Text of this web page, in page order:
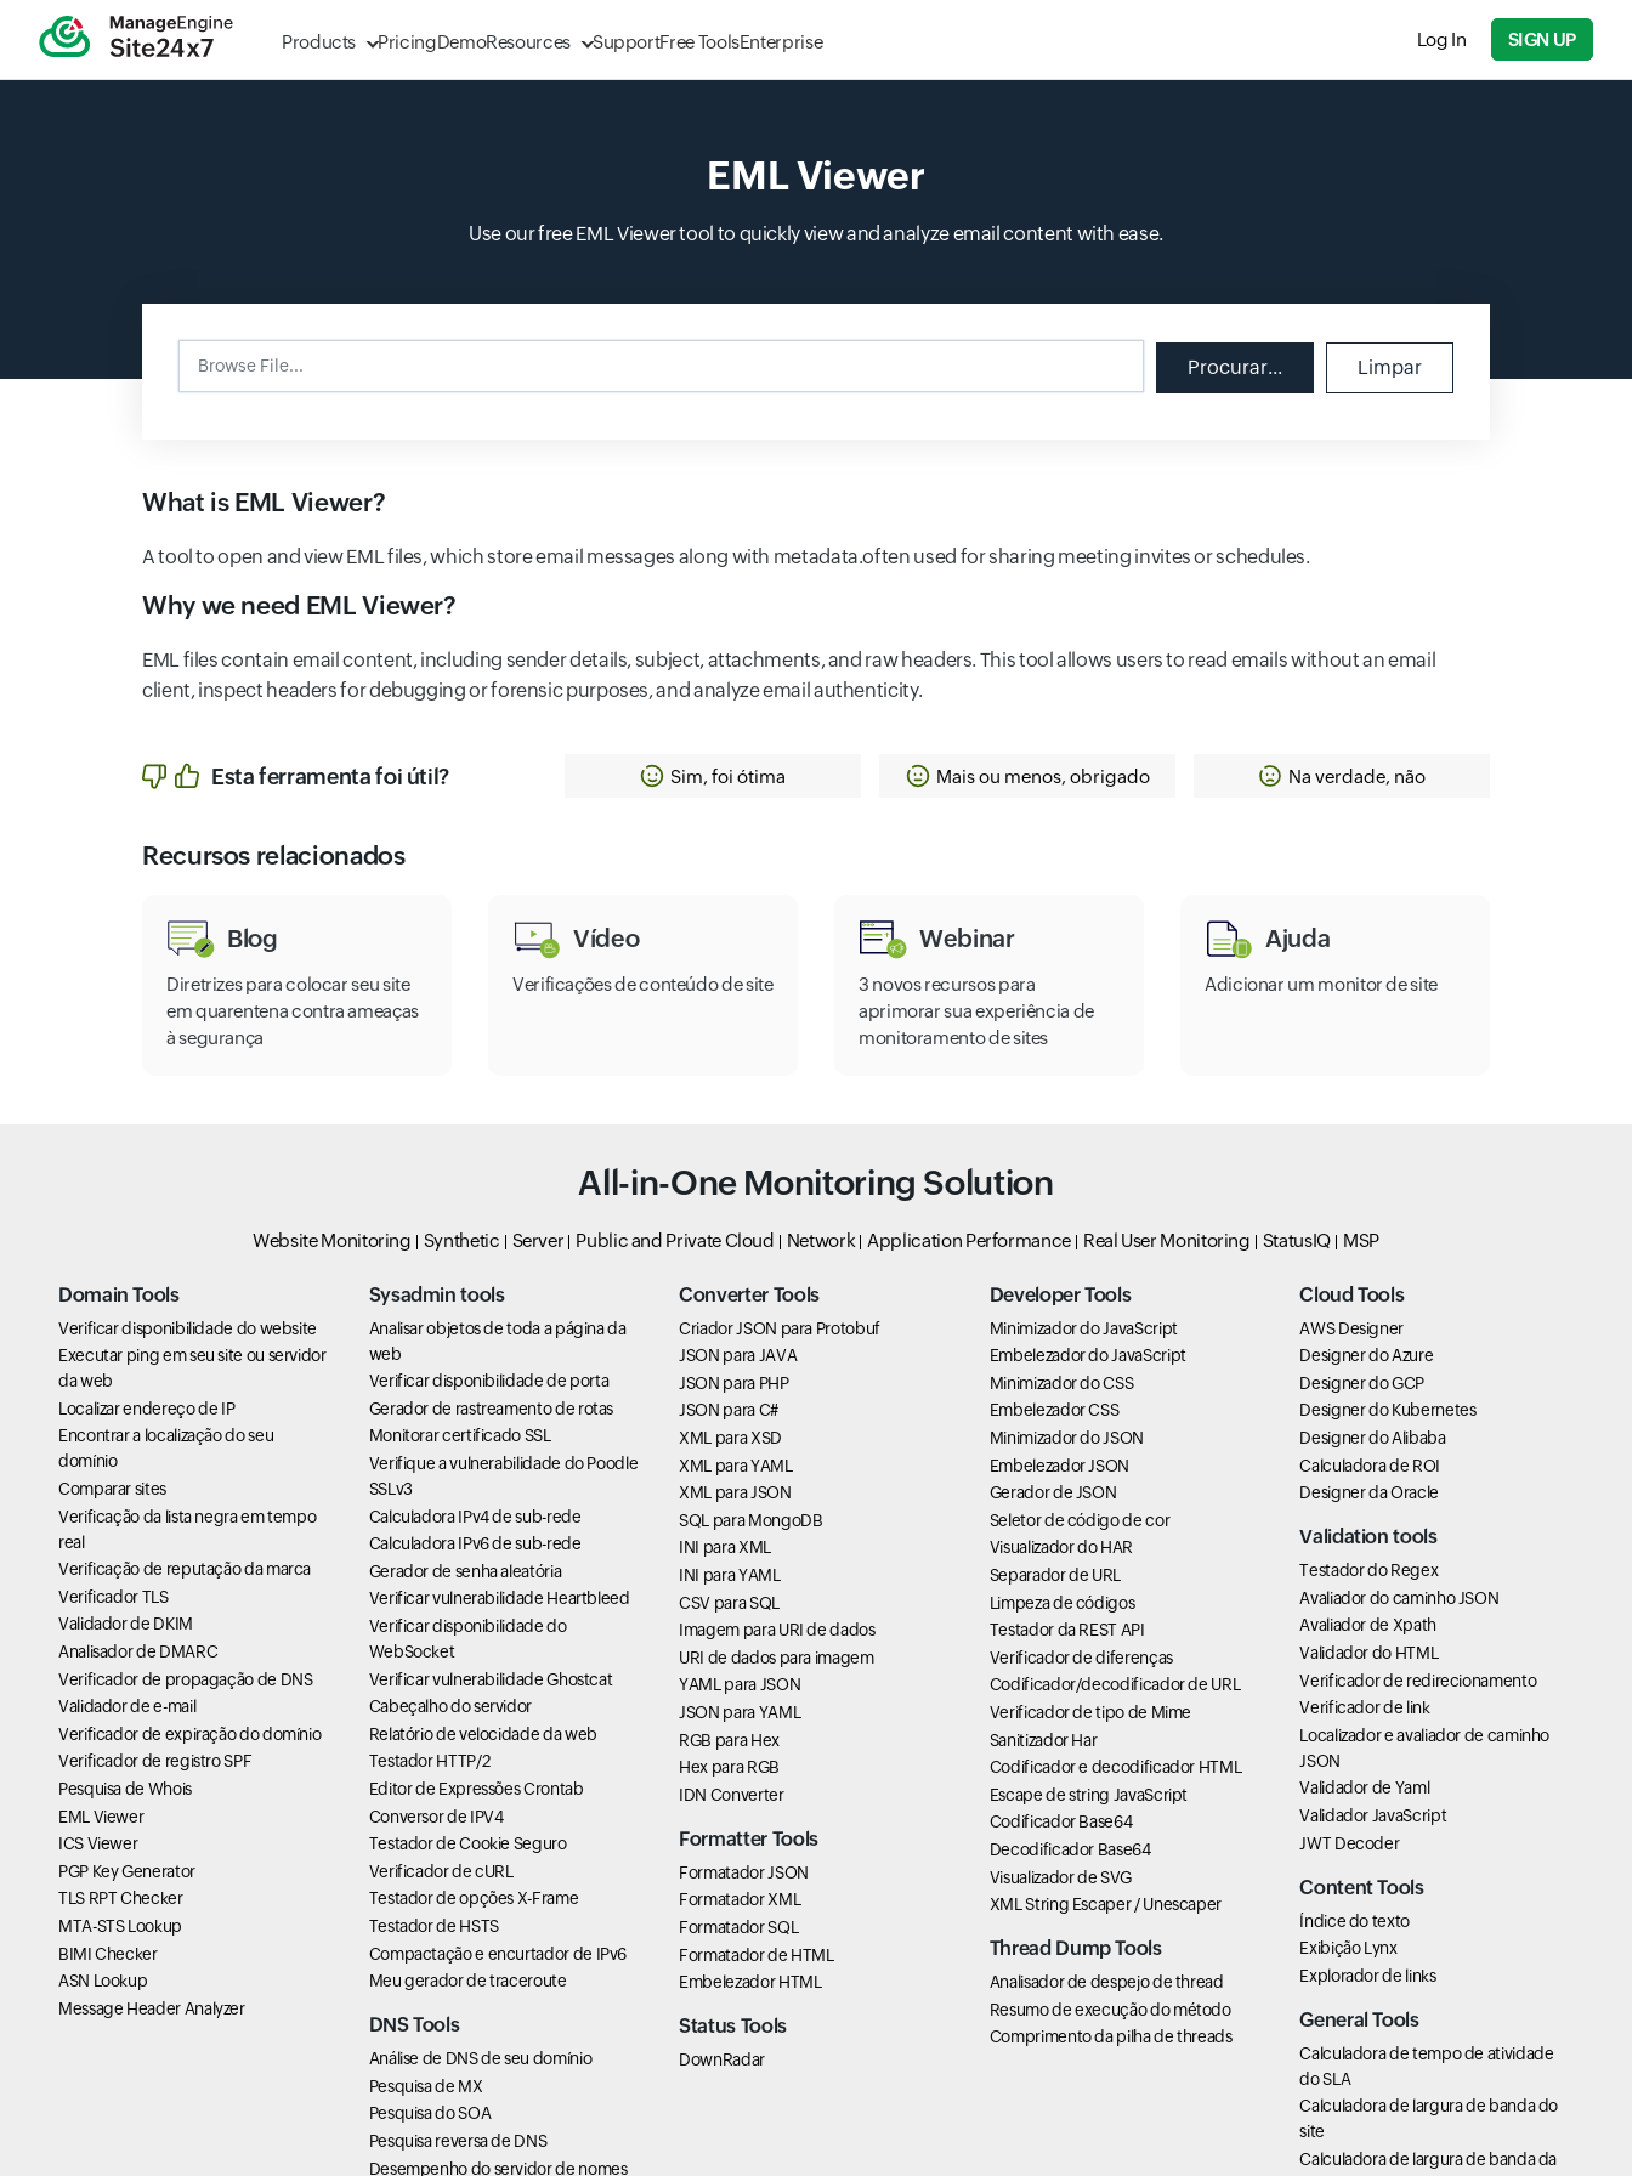
Products PricingDemoResources SupportFree ToolsEnterprise Log In SIGN UP
EML Viewer
Use our free EML Viewer tool to quickly view and analyze email content with ease.
Browse File...
Procurar... Limpar
What is EML Viewer?
A tool to open and view EML files, which store email messages along with metadata.often used for sharing meeting invites or schedules.
Why we need EML Viewer?
EML files contain email content, including sender details, subject, attachments, and raw headers. This tool allows users to read emails without an email
client, inspect headers for debugging or forensic purposes, and analyze email authenticity.
Esta ferramenta foi útil? Sim, foi ótima Mais ou menos, obrigado Na verdade, não
Recursos relacionados
Blog
Diretrizes para colocar seu site
em quarentena contra ameaças
à segurança
Vídeo
Verificações de conteúdo de site
Webinar
3 novos recursos para
aprimorar sua experiência de
monitoramento de sites
Ajuda
Adicionar um monitor de site
All-in-One Monitoring Solution
Website Monitoring Synthetic Server Public and Private Cloud Network Application Performance Real User Monitoring StatusIQ MSP
Domain Tools
Verificar disponibilidade do website
Executar ping em seu site ou servidor
da web
Localizar endereço de IP
Encontrar a localização do seu
domínio
Comparar sites
Verificação da lista negra em tempo
real
Verificação de reputação da marca
Verificador TLS
Validador de DKIM
Analisador de DMARC
Verificador de propagação de DNS
Validador de e-mail
Verificador de expiração do domínio
Verificador de registro SPF
Pesquisa de Whois
EML Viewer
ICS Viewer
PGP Key Generator
TLS RPT Checker
MTA-STS Lookup
BIMI Checker
ASN Lookup
Message Header Analyzer
Sysadmin tools
Analisar objetos de toda a página da
web
Verificar disponibilidade de porta
Gerador de rastreamento de rotas
Monitorar certificado SSL
Verifique a vulnerabilidade do Poodle
SSLv3
Calculadora IPv4 de sub-rede
Calculadora IPv6 de sub-rede
Gerador de senha aleatória
Verificar vulnerabilidade Heartbleed
Verificar disponibilidade do
WebSocket
Verificar vulnerabilidade Ghostcat
Cabeçalho do servidor
Relatório de velocidade da web
Testador HTTP/2
Editor de Expressões Crontab
Conversor de IPV4
Testador de Cookie Seguro
Verificador de cURL
Testador de opções X-Frame
Testador de HSTS
Compactação e encurtador de IPv6
Meu gerador de traceroute
DNS Tools
Análise de DNS de seu domínio
Pesquisa de MX
Pesquisa do SOA
Pesquisa reversa de DNS
Desempenho do servidor de nomes
Converter Tools
Criador JSON para Protobuf
JSON para JAVA
JSON para PHP
JSON para C#
XML para XSD
XML para YAML
XML para JSON
SQL para MongoDB
INI para XML
INI para YAML
CSV para SQL
Imagem para URI de dados
URI de dados para imagem
YAML para JSON
JSON para YAML
RGB para Hex
Hex para RGB
IDN Converter
Formatter Tools
Formatador JSON
Formatador XML
Formatador SQL
Formatador de HTML
Embelezador HTML
Status Tools
DownRadar
Developer Tools
Minimizador do JavaScript
Embelezador do JavaScript
Minimizador do CSS
Embelezador CSS
Minimizador do JSON
Embelezador JSON
Gerador de JSON
Seletor de código de cor
Visualizador do HAR
Separador de URL
Limpeza de códigos
Testador da REST API
Verificador de diferenças
Codificador/decodificador de URL
Verificador de tipo de Mime
Sanitizador Har
Codificador e decodificador HTML
Escape de string JavaScript
Codificador Base64
Decodificador Base64
Visualizador de SVG
XML String Escaper / Unescaper
Thread Dump Tools
Analisador de despejo de thread
Resumo de execução do método
Comprimento da pilha de threads
Cloud Tools
AWS Designer
Designer do Azure
Designer do GCP
Designer do Kubernetes
Designer do Alibaba
Calculadora de ROI
Designer da Oracle
Validation tools
Testador do Regex
Avaliador do caminho JSON
Avaliador de Xpath
Validador do HTML
Verificador de redirecionamento
Verificador de link
Localizador e avaliador de caminho
JSON
Validador de Yaml
Validador JavaScript
JWT Decoder
Content Tools
Índice do texto
Exibição Lynx
Explorador de links
General Tools
Calculadora de tempo de atividade
do SLA
Calculadora de largura de banda do
site
Calculadora de largura de banda da